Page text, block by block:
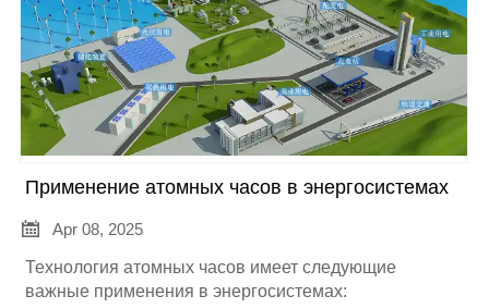
Применение атомных часов в энергосистемах

Apr 08, 2025
Технология атомных часов имеет следующие
важные применения в энергосистемах: